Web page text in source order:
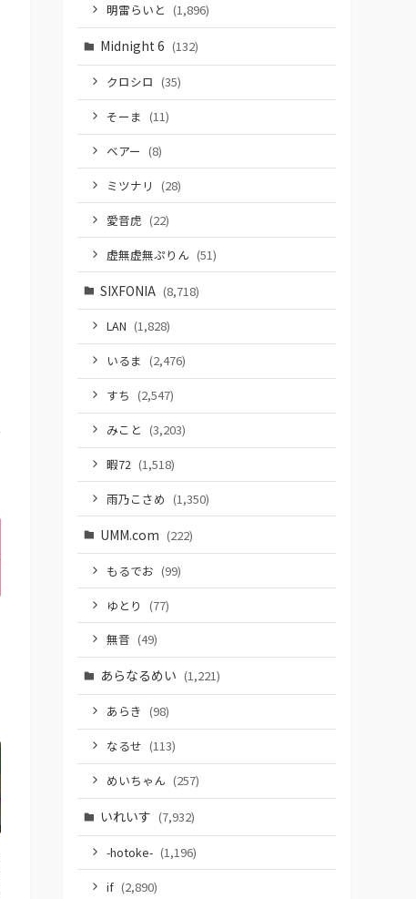
明雷らいと (1,896)
Midnight 6 (132)
クロシロ (35)
そーま (11)
ベアー (8)
ミツナリ (28)
愛音虎 (22)
虚無虚無ぷりん (51)
SIXFONIA (8,718)
LAN (1,828)
いるま (2,476)
すち (2,547)
みこと (3,203)
暇72 (1,518)
雨乃こさめ (1,350)
UMM.com (222)
もるでお (99)
ゆとり (77)
無音 (49)
あらなるめい (1,221)
あらき (98)
なるせ (113)
めいちゃん (257)
いれいす (7,932)
-hotoke- (1,196)
if (2,890)